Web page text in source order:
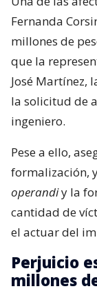
Fernanda
millones de
que la
José Martínez,
la solicitud de
ingeniero.
Pese a ello,
formalización,
operandiy la
cantidad de
el actuar del
Perjuicio
millones